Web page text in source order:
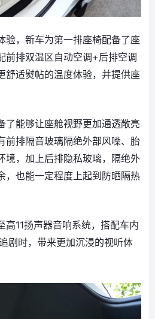
验，新车为第一排座椅配备了座
前排双温区自动空调+后排空调
舒适熨帖的温度体验，并提供座
了能够让座舱视野更加通透敞亮
前排隔音玻璃隔绝外部风噪、胎
境，加上后排隐私玻璃，隔绝外
，也能一定程度上起到防晒隔热
高11扬声器音响系统，搭配车内
剧时，带来更加沉浸的视听体